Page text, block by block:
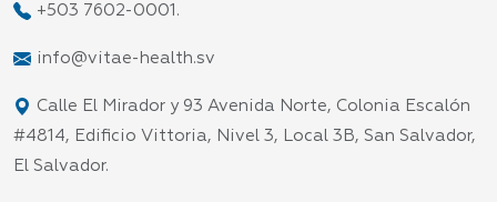
+503 7602-0001.
info@vitae-health.sv
Calle El Mirador y 93 Avenida Norte, Colonia Escalón
#4814, Edificio Vittoria, Nivel 3, Local 3B, San Salvador,
El Salvador.